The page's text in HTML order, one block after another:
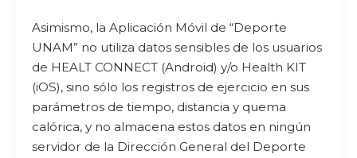
Asimismo, la Aplicación Móvil de “Deporte
UNAM” no utiliza datos sensibles de los usuarios
de HEALT CONNECT (Android) y/o Health KIT
(iOS), sino sólo los registros de ejercicio en sus
parámetros de tiempo, distancia y quema
calórica, y no almacena estos datos en ningún
servidor de la Dirección General del Deporte